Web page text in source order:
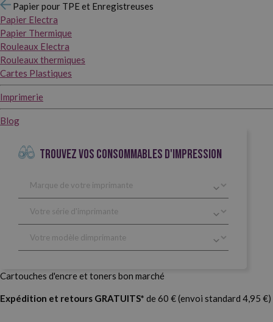
Papier pour TPE et Enregistreuses
Papier Electra
Papier Thermique
Rouleaux Electra
Rouleaux thermiques
Cartes Plastiques
Imprimerie
Blog
TROUVEZ VOS CONSOMMABLES D'IMPRESSION
Cartouches d'encre et toners bon marché
Expédition et retours GRATUITS* de 60 € (envoi standard 4,95 €)